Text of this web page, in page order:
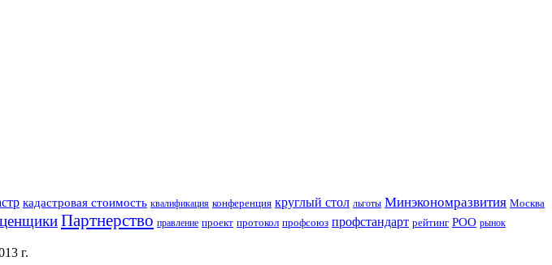
кадастровая стоимость квалификация конференция круглый стол льготы Минэкономразвития Москва
Партнерство правление проект протокол профсоюз профстандарт рейтинг РОО рынок
г.